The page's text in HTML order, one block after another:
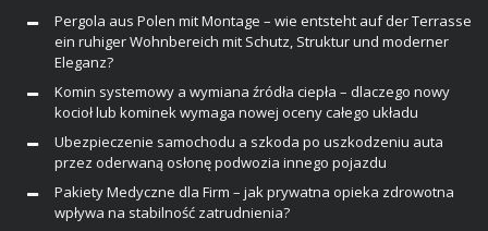
Pergola aus Polen mit Montage – wie entsteht auf der Terrasse
ein ruhiger Wohnbereich mit Schutz, Struktur und moderner
Eleganz?
Komin systemowy a wymiana źródła ciepła – dlaczego nowy
kocioł lub kominek wymaga nowej oceny całego układu
Ubezpieczenie samochodu a szkoda po uszkodzeniu auta
przez oderwaną osłonę podwozia innego pojazdu
Pakiety Medyczne dla Firm – jak prywatna opieka zdrowotna
wpływa na stabilność zatrudnienia?